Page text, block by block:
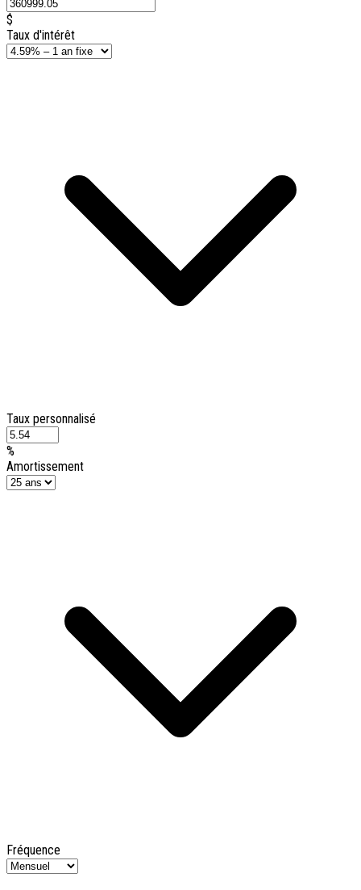
$
Taux d'intérêt
Taux personnalisé
%
Amortissement
Fréquence